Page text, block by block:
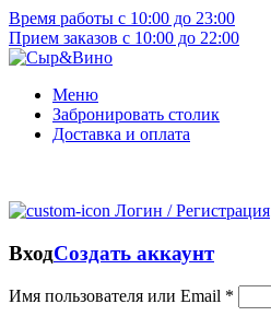
Время работы с 10:00 до 23:00
Прием заказов с 10:00 до 22:00
Меню
Забронировать столик
Доставка и оплата
Логин / Регистрация
ВходСоздать аккаунт
Имя пользователя или Email *